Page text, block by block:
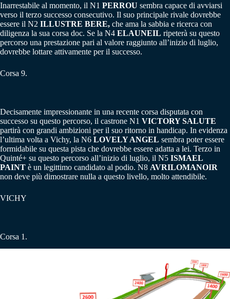
Inarrestabile al momento, il N1 PERROU sembra capace di avviarsi
verso il terzo successo consecutivo. Il suo principale rivale dovrebbe
essere il N2 ILLUSTRE BERE, che ama la sabbia e ricerca con
diligenza la sua corsa doc. Se la N4 ELAUNEIL ripeterà su questo
percorso una prestazione pari al valore raggiunto all’inizio di luglio,
dovrebbe lottare attivamente per il successo.
Corsa 9.
Decisamente impressionante in una recente corsa disputata con
successo su questo percorso, il castrone N1 VICTORY SALUTE
partirà con grandi ambizioni per il suo ritorno in handicap. In evidenza
l’ultima volta a Vichy, la N6 LOVELY ANGEL sembra poter essere
formidabile su questa pista che dovrebbe essere adatta a lei. Terzo in
Quinté+ su questo percorso all’inizio di luglio, il N5 ISMAEL
PAINT è un legittimo candidato al podio. N8 AVRILOMANOIR
non deve più dimostrare nulla a questo livello, molto attendibile.
VICHY
Corsa 1.